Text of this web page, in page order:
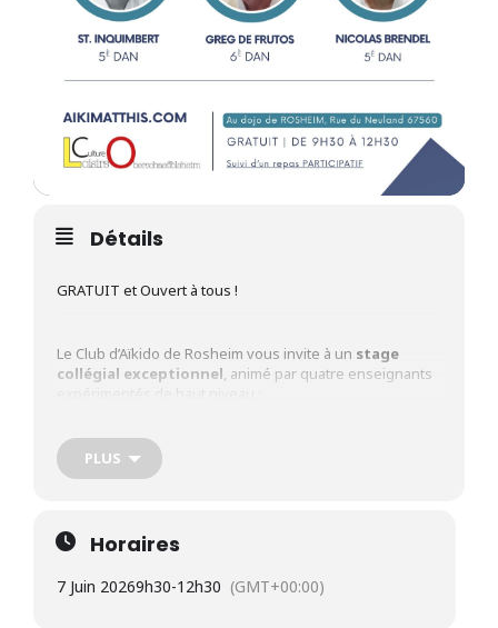
Détails
GRATUIT et Ouvert à tous !
Le Club d’Aïkido de Rosheim vous invite à un stage
collégial exceptionnel, animé par quatre enseignants
Paul Matthis
Stéphane Inquimbert
PLUS
Horaires
7 Juin 20269h30-12h30 (GMT+00:00)